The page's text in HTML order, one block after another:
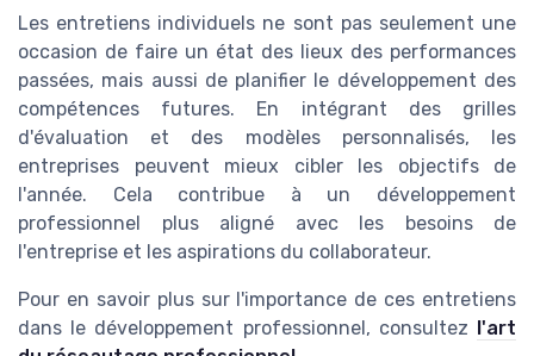
Les entretiens individuels ne sont pas seulement une
occasion de faire un état des lieux des performances
passées, mais aussi de planifier le développement des
compétences futures. En intégrant des grilles
d'évaluation et des modèles personnalisés, les
entreprises peuvent mieux cibler les objectifs de
l'année. Cela contribue à un développement
professionnel plus aligné avec les besoins de
l'entreprise et les aspirations du collaborateur.
Pour en savoir plus sur l'importance de ces entretiens
dans le développement professionnel, consultez
l'art